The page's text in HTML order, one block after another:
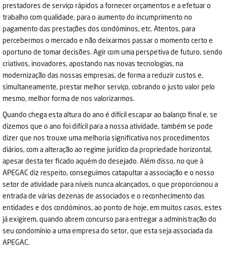
prestadores de serviço rápidos a fornecer orçamentos e a efetuar o
trabalho com qualidade, para o aumento do incumprimento no
pagamento das prestações dos condóminos, etc. Atentos, para
percebermos o mercado e não deixarmos passar o momento certo e
oportuno de tomar decisões. Agir com uma perspetiva de futuro, sendo
criativos, inovadores, apostando nas novas tecnologias, na
modernização das nossas empresas, de forma a reduzir custos e,
simultaneamente, prestar melhor serviço, cobrando o justo valor pelo
mesmo, melhor forma de nos valorizarmos.
Quando chega esta altura do ano é difícil escapar ao balanço final e, se
dizemos que o ano foi difícil para a nossa atividade, também se pode
dizer que nos trouxe uma melhoria significativa nos procedimentos
diários, com a alteração ao regime jurídico da propriedade horizontal,
apesar desta ter ficado aquém do desejado. Além disso, no que à
APEGAC diz respeito, conseguimos catapultar a associação e o nosso
setor de atividade para níveis nunca alcançados, o que proporcionou a
entrada de várias dezenas de associados e o reconhecimento das
entidades e dos condóminos, ao ponto de hoje, em muitos casos, estes
já exigirem, quando abrem concurso para entregar a administração do
seu condomínio a uma empresa do setor, que esta seja associada da
APEGAC.